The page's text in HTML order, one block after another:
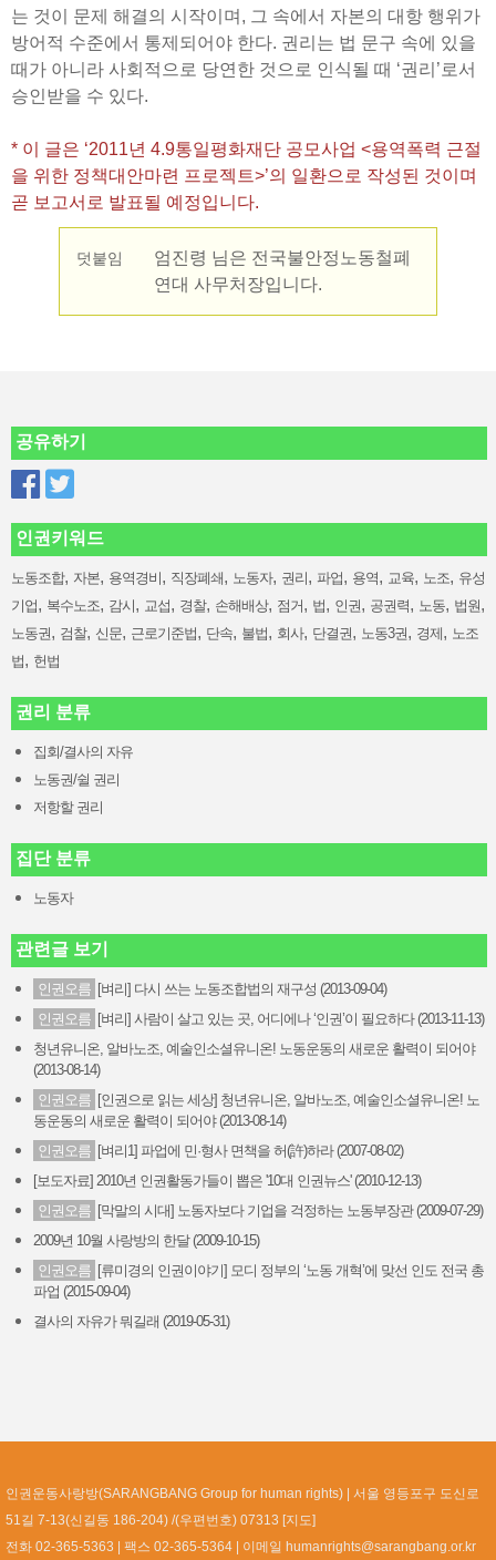
는 것이 문제 해결의 시작이며, 그 속에서 자본의 대항 행위가
방어적 수준에서 통제되어야 한다. 권리는 법 문구 속에 있을
때가 아니라 사회적으로 당연한 것으로 인식될 때 ‘권리’로서
승인받을 수 있다.
* 이 글은 ‘2011년 4.9통일평화재단 공모사업 <용역폭력 근절
을 위한 정책대안마련 프로젝트>’의 일환으로 작성된 것이며
곧 보고서로 발표될 예정입니다.
덧붙임
엄진령 님은 전국불안정노동철폐
연대 사무처장입니다.
공유하기
인권키워드
노동조합, 자본, 용역경비, 직장폐쇄, 노동자, 권리, 파업, 용역, 교육, 노조, 유성
기업, 복수노조, 감시, 교섭, 경찰, 손해배상, 점거, 법, 인권, 공권력, 노동, 법원,
노동권, 검찰, 신문, 근로기준법, 단속, 불법, 회사, 단결권, 노동3권, 경제, 노조
법, 헌법
권리 분류
집회/결사의 자유
노동권/쉴 권리
저항할 권리
집단 분류
노동자
관련글 보기
인권오름 [벼리] 다시 쓰는 노동조합법의 재구성 (2013-09-04)
인권오름 [벼리] 사람이 살고 있는 곳, 어디에나 ‘인권’이 필요하다 (2013-11-13)
청년유니온, 알바노조, 예술인소셜유니온! 노동운동의 새로운 활력이 되어야
(2013-08-14)
인권오름 [인권으로 읽는 세상] 청년유니온, 알바노조, 예술인소셜유니온! 노
동운동의 새로운 활력이 되어야 (2013-08-14)
인권오름 [벼리1] 파업에 민·형사 면책을 허(許)하라 (2007-08-02)
[보도자료] 2010년 인권활동가들이 뽑은 '10대 인권뉴스' (2010-12-13)
인권오름 [막말의 시대] 노동자보다 기업을 걱정하는 노동부장관 (2009-07-29)
2009년 10월 사랑방의 한달 (2009-10-15)
인권오름 [류미경의 인권이야기] 모디 정부의 ‘노동 개혁’에 맞선 인도 전국 총
파업 (2015-09-04)
결사의 자유가 뭐길래 (2019-05-31)
인권운동사랑방(SARANGBANG Group for human rights)
서울 영등포구 도신로
51길 7-13(신길동 186-204) /(우편번호) 07313 [지도]
전화 02-365-5363
팩스 02-365-5364 이메일 humanrights@sarangbang.or.kr